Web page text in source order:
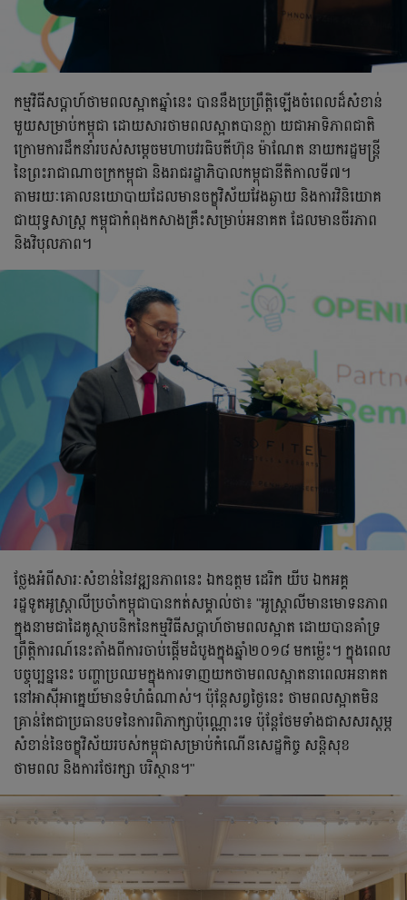
កម្មវិធីសប្តាហ៍ថាមពលស្អាតឆ្នាំនេះ បាននឹងប្រព្រឹត្តិឡើងចំពេលដ៏សំខាន់
មួយសម្រាប់កម្ពុជា ដោយសារថាមពលស្អាតបានក្លា យជាអាទិភាពជាតិ
ក្រោមការដឹកនាំរបស់សម្តេចមហាបវរធិបតីហ៊ុន ម៉ាណែត នាយករដ្ឋមន្រ្ដី
នៃព្រះរាជាណាចក្រកម្ពុជា និងរាជរដ្ឋាភិបាលកម្ពុជានីតិកាលទី៧។
តាមរយៈគោលនយោបាយដែលមានចក្ខុវិស័យវែងឆ្ងាយ និងការវិនិយោគ
ជាយុទ្ធសាស្ត្រ កម្ពុជាកំពុងកសាងគ្រឹះសម្រាប់អនាគត ដែលមានចីរភាព
និងវិបុលភាព។
ថ្លែងអំពីសារៈសំខាន់នៃវឌ្ឍនភាពនេះ ឯកឧត្តម ដេរិក យីប ឯកអគ្គ
រដ្ឋទូតអូស្ត្រាលីប្រចាំកម្ពុជាបានកត់សម្គាល់ថា៖ "អូស្ត្រាលីមានមោទនភាព
ក្នុងនាមជាដៃគូស្ថាបនិកនៃកម្មវិធីសប្តាហ៍ថាមពលស្អាត ដោយបានគាំទ្រ
ព្រឹត្តិការណ៍នេះតាំងពីការចាប់ផ្តើមដំបូងក្នុងឆ្នាំ២០១៨ មកម្ល៉េះ។ ក្នុងពេល
បច្ចុប្បន្ននេះ បញ្ហាប្រឈមក្នុងការទាញយកថាមពលស្អាតនាពេលអនាគត
នៅអាស៊ីអាគ្នេយ៍មានទំហំធំណាស់។ ប៉ុន្តែសព្វថ្ងៃនេះ ថាមពលស្អាតមិន
គ្រាន់តែជាប្រធានបទនៃការពិភាក្សាប៉ុណ្ណោះទេ ប៉ុន្តែថែមទាំងជាសសរស្តម្ភ
សំខាន់នៃចក្ខុវិស័យរបស់កម្ពុជាសម្រាប់កំណើនសេដ្ឋកិច្ច សន្តិសុខ
ថាមពល និងការថែរក្សា បរិស្ថាន។"